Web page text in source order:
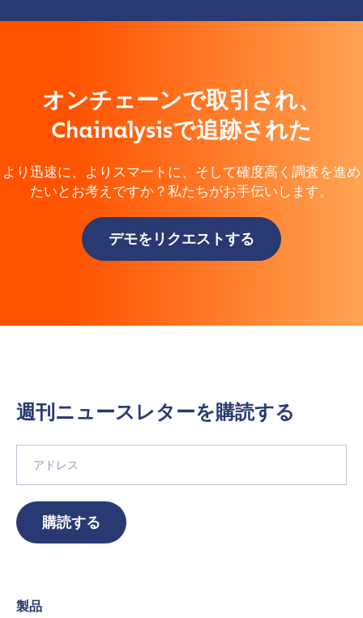
オンチェーンで取引され、
Chainalysisで追跡された
より迅速に、よりスマートに、そして確度高く調査を進め
たいとお考えですか？私たちがお手伝いします。
デモをリクエストする
*
Company / Organization Name
Phone Number
*
Role Level
How did you hear about us?
週刊ニュースレターを購読する
購読する
製品